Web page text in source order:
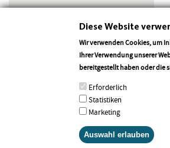
Diese Website
Wir verwenden Cookies, um
Ihrer Verwendung unserer
bereitgestellt haben oder die
Erforderlich
Statistiken
Marketing
Auswahl erlauben